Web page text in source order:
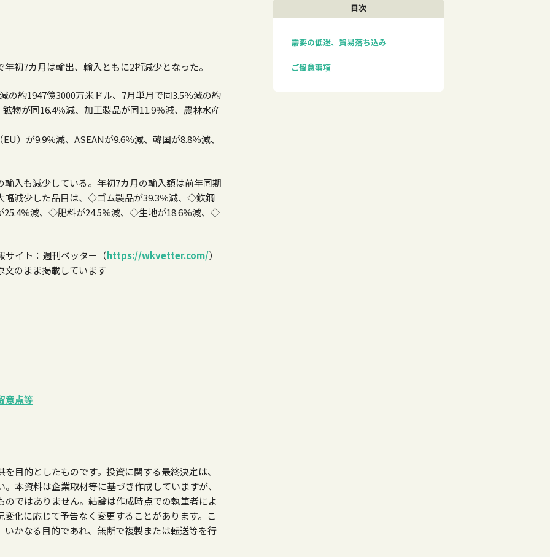
目次
需要の低迷、貿易落ち込み
ご留意事項
初7カ月は輸出、輸入ともに2桁減少となった。
の約1947億3000万米ドル、7月単月で同3.5％減の約
物が同16.4％減、加工製品が同11.9％減、農林水産
）が9.9％減、ASEANが9.6％減、韓国が8.8％減、
入も減少している。年初7カ月の輸入額は前年同期
幅減少した品目は、◇ゴム製品が39.3％減、◇鉄鋼
％減、◇肥料が24.5％減、◇生地が18.6％減、◇
イト：週刊ベッター（https://wkvetter.com/）
のまま掲載しています
意点等
目的としたものです。投資に関する最終決定は、
本資料は企業取材等に基づき作成していますが、
ではありません。結論は作成時点での執筆者によ
化に応じて予告なく変更することがあります。こ
かなる目的であれ、無断で複製または転送等を行